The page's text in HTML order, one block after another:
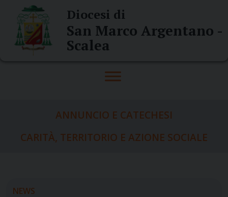
content
Diocesi di
San Marco Argentano -
Scalea
ANNUNCIO E CATECHESI
CARITÀ, TERRITORIO E AZIONE SOCIALE
NEWS